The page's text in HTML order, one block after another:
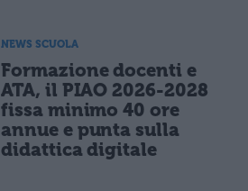
NEWS SCUOLA
Formazione docenti e
ATA, il PIAO 2026-2028
fissa minimo 40 ore
annue e punta sulla
didattica digitale